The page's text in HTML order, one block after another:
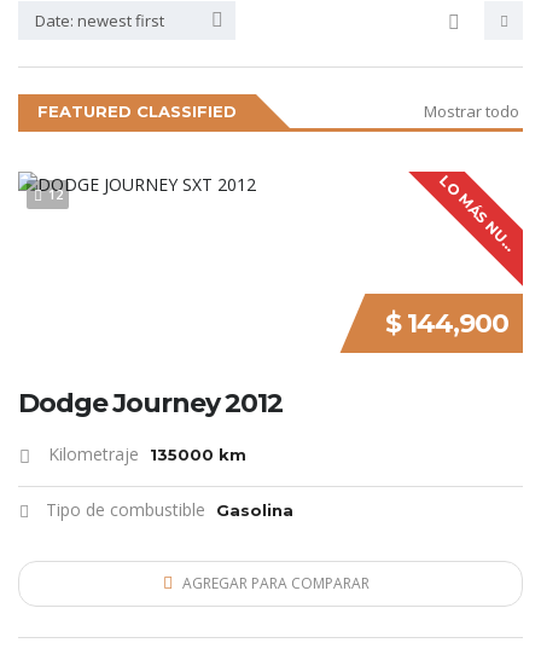
Date: newest first
FEATURED CLASSIFIED Mostrar todo
12 L
O
M
Á
S
N
U
E
V
O
$ 144,900
Dodge Journey 2012
Kilometraje 135000 km
Tipo de combustible Gasolina
AGREGAR PARA COMPARAR